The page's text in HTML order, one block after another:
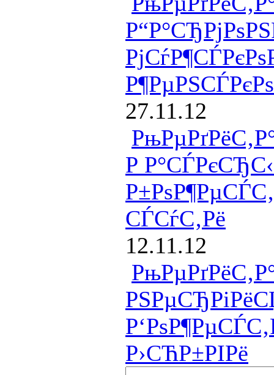
27.11.12
Р
СЃСѓС‚Рё
12.11.12
Р›СЋР±РІРё